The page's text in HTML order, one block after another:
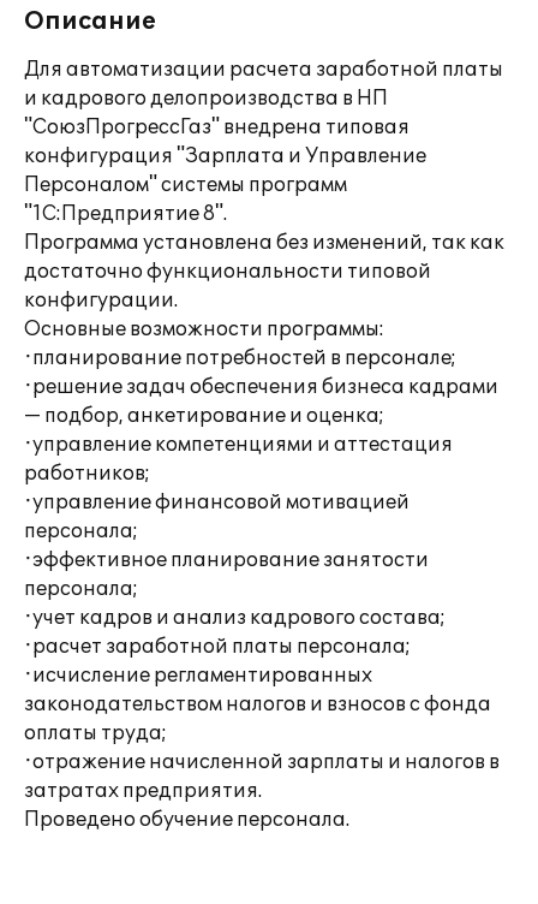
Описание
Для автоматизации расчета заработной платы
и кадрового делопроизводства в НП
"СоюзПрогрессГаз" внедрена типовая
конфигурация "Зарплата и Управление
Персоналом" системы программ
"1С:Предприятие 8".
Программа установлена без изменений, так как
достаточно функциональности типовой
конфигурации.
Основные возможности программы:
·планирование потребностей в персонале;
·решение задач обеспечения бизнеса кадрами
— подбор, анкетирование и оценка;
·управление компетенциями и аттестация
работников;
·управление финансовой мотивацией
персонала;
·эффективное планирование занятости
персонала;
·учет кадров и анализ кадрового состава;
·расчет заработной платы персонала;
·исчисление регламентированных
законодательством налогов и взносов с фонда
оплаты труда;
·отражение начисленной зарплаты и налогов в
затратах предприятия.
Проведено обучение персонала.